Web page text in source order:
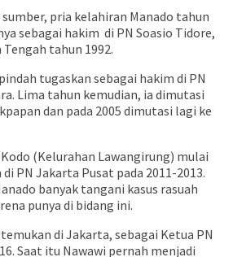
pria kelahiran Manado tahun
sebagai hakim di PN Soasio Tidore,
tahun 1992.
tugaskan sebagai hakim di PN
Lima tahun kemudian, ia dimutasi
dan pada 2005 dimutasi lagi ke
(Kelurahan Lawangirung) mulai
PN Jakarta Pusat pada 2011-2013.
banyak tangani kasus rasuah
punya di bidang ini.
di Jakarta, sebagai Ketua PN
Saat itu Nawawi pernah menjadi